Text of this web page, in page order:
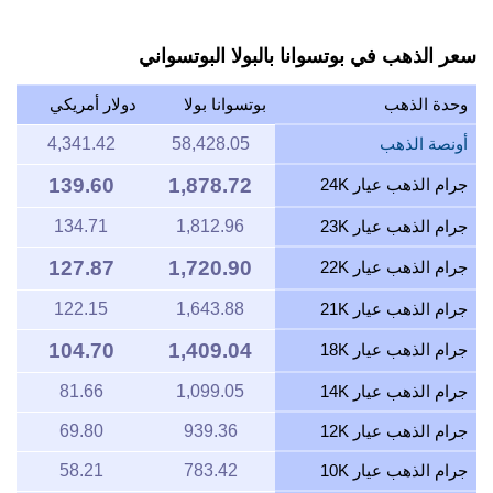
سعر الذهب في بوتسوانا بالبولا البوتسواني
وحدة الذهب بوتسوانا بولا دولار أمريكي
أونصة الذهب 58,428.05
4,341.42
جرام الذهب عيار 24K 1,878.72
139.60
جرام الذهب عيار 23K 1,812.96
134.71
جرام الذهب عيار 22K 1,720.90
127.87
جرام الذهب عيار 21K 1,643.88
122.15
جرام الذهب عيار 18K 1,409.04
104.70
جرام الذهب عيار 14K 1,099.05
81.66
جرام الذهب عيار 12K 939.36
69.80
جرام الذهب عيار 10K 783.42
58.21